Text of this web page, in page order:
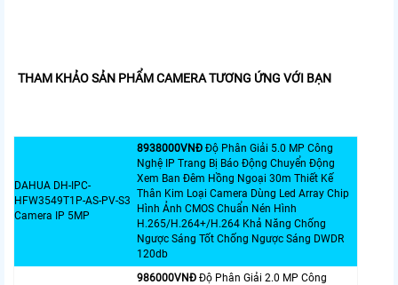
THAM KHẢO SẢN PHẨM CAMERA TƯƠNG ỨNG VỚI BẠN
DAHUA DH-IPC-
HFW3549T1P-AS-PV-S3
Camera IP 5MP
8938000VNÐ Độ Phân Giải 5.0 MP Công
Nghệ IP Trang Bị Báo Động Chuyển Động
Xem Ban Đêm Hồng Ngoại 30m Thiết Kế
Thân Kim Loại Camera Dùng Led Array Chip
Hình Ảnh CMOS Chuẩn Nén Hình
H.265/H.264+/H.264 Khả Năng Chống
Ngược Sáng Tốt Chống Ngược Sáng DWDR
120db
986000VNÐ Độ Phân Giải 2.0 MP Công